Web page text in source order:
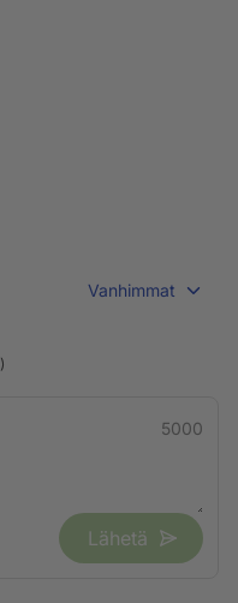
Vanhimmat
)
5000
Lähetä